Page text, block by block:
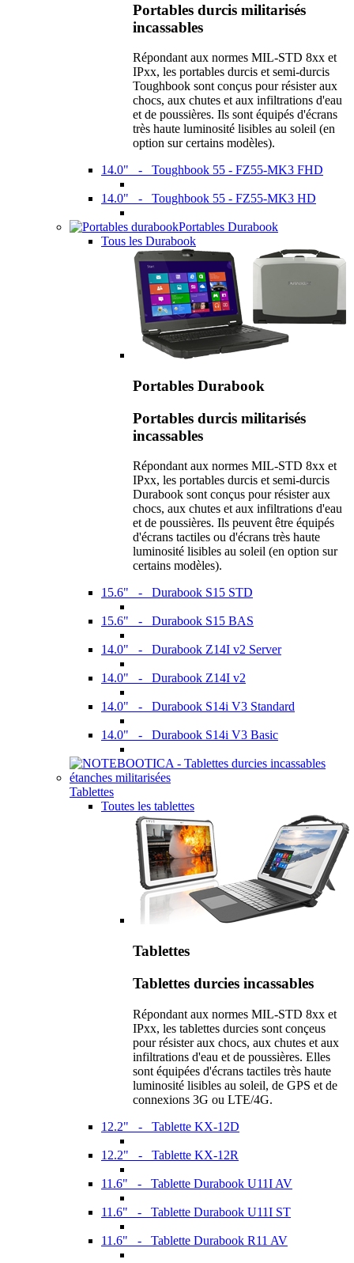
Portables durcis militarisés
incassables
Répondant aux normes MIL-STD 8xx et
IPxx, les portables durcis et semi-durcis
Toughbook sont conçus pour résister aux
chocs, aux chutes et aux infiltrations d'eau
et de poussières. Ils sont équipés d'écrans
très haute luminosité lisibles au soleil (en
option sur certains modèles).
14.0" - Toughbook 55 - FZ55-MK3 FHD
14.0" - Toughbook 55 - FZ55-MK3 HD
Portables Durabook
Tous les Durabook
Portables Durabook
Portables durcis militarisés
incassables
Répondant aux normes MIL-STD 8xx et
IPxx, les portables durcis et semi-durcis
Durabook sont conçus pour résister aux
chocs, aux chutes et aux infiltrations d'eau
et de poussières. Ils peuvent être équipés
d'écrans tactiles ou d'écrans très haute
luminosité lisibles au soleil (en option sur
certains modèles).
15.6" - Durabook S15 STD
15.6" - Durabook S15 BAS
14.0" - Durabook Z14I v2 Server
14.0" - Durabook Z14I v2
14.0" - Durabook S14i V3 Standard
14.0" - Durabook S14i V3 Basic
Tablettes
Toutes les tablettes
Tablettes
Tablettes durcies incassables
Répondant aux normes MIL-STD 8xx et
IPxx, les tablettes durcies sont conçeus
pour résister aux chocs, aux chutes et aux
infiltrations d'eau et de poussières. Elles
sont équipées d'écrans tactiles très haute
luminosité lisibles au soleil, de GPS et de
connexions 3G ou LTE/4G.
12.2" - Tablette KX-12D
12.2" - Tablette KX-12R
11.6" - Tablette Durabook U11I AV
11.6" - Tablette Durabook U11I ST
11.6" - Tablette Durabook R11 AV